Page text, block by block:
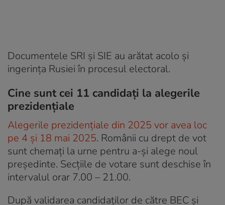
Documentele SRI și SIE au arătat acolo și
ingerința Rusiei în procesul electoral.
Cine sunt cei 11 candidați la alegerile
prezidențiale
Alegerile prezidențiale din 2025 vor avea loc
pe 4 și 18 mai 2025. Românii cu drept de vot
sunt chemați la urne pentru a-și alege noul
președinte. Secțiile de votare sunt deschise în
intervalul orar 7.00 – 21.00.
După validarea candidaților de către BEC și